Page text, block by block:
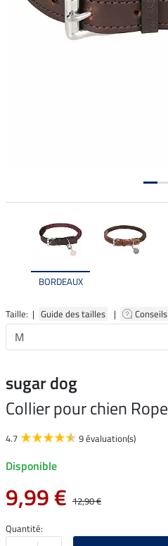
BORDEAUX
Taille: | Guide des tailles | Conseils
sugar dog
Collier pour chien Rope
4.7 9 évaluation(s)
Disponible
9,99 € 12,90 €
Quantité: